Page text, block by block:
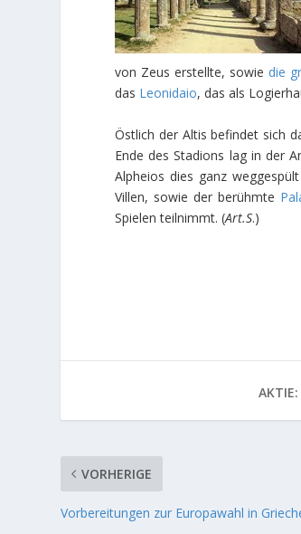
von Zeus erstellte, sowie die
das Leonidaio, das als
Östlich der Altis befindet sich
Ende des Stadions lag in der
Alpheios dies ganz
Villen, sowie der berühmte
Spielen teilnimmt. (Art.S.)
AKTIE:
VORHERIGE
Vorbereitungen zur Europawahl in